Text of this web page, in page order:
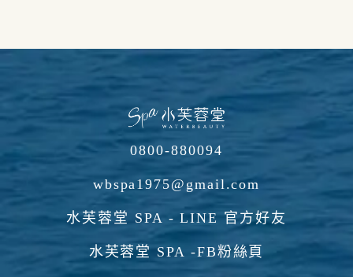
0800-880094
wbspa1975@gmail.com
水芙蓉堂 SPA - LINE 官方好友
水芙蓉堂 SPA -FB粉絲頁